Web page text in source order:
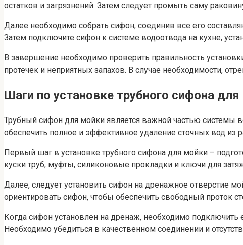
остатков и загрязнений. Затем следует промыть саму
Далее необходимо собрать сифон, соединив все его
Затем подключите сифон к системе водоотвода на кухне,
В завершение необходимо проверить правильность
протечек и неприятных запахов. В случае необходимости,
Шаги по установке трубного сифона
Трубный сифон для мойки является важной частью системы
обеспечить полное и эффективное удаление сточных вод из
Первый шаг в установке трубного сифона для мойки –
куски труб, муфты, силиконовые прокладки и ключи для
Далее, следует установить сифон на дренажное отверстие
ориентировать сифон, чтобы обеспечить свободный проток
Когда сифон установлен на дренаж, необходимо
Необходимо убедиться в качественном соединении и